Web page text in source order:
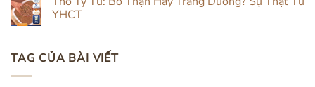
Lịch
Kết
bình
luận
Pha
Trà:
YHCT
bình
luận
ở
TAG CỦA BÀI VIẾT